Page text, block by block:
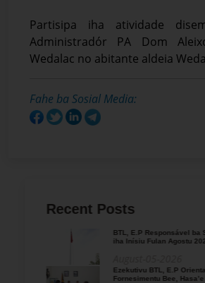
Partisipa iha atividade
Administradór PA Dom
Wedalac no abitante aldeia
Fahe ba Sosial Media:
Recent Posts
BTL, E.P Responsável ba
iha Inísiu Fulan Agostu
Ezekutivu BTL, E.P
Fornesimentu Bee,